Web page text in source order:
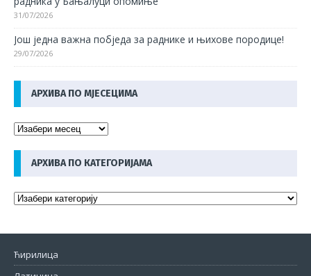
31/07/2026
Још једна важна побједа за раднике и њихове породице!
29/07/2026
АРХИВА ПО МЈЕСЕЦИМА
АРХИВА ПО КАТЕГОРИЈАМА
Ћирилица